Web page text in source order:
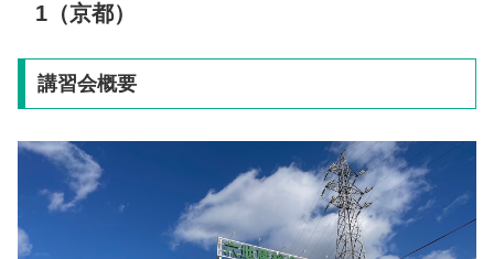
1（京都）
講習会概要